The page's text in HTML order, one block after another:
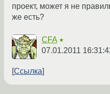
проект, может я не
же есть?
CFA ★
07.01.2011
Ссылка